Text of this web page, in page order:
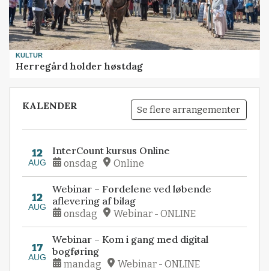
KULTUR
Herregård holder høstdag
KALENDER Se flere arrangementer
12
AUG
InterCount kursus Online
onsdag Online
12
AUG
Webinar – Fordelene ved løbende
aflevering af bilag
onsdag Webinar - ONLINE
17
AUG
Webinar – Kom i gang med digital
bogføring
mandag Webinar - ONLINE